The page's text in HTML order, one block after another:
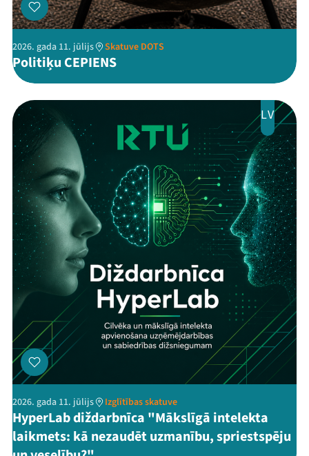
2026. gada 11. jūlijs Skatuve DOTS
Politiķu CEPIENS
LV
2026. gada 11. jūlijs Izglītības skatuve
HyperLab diždarbnīca "Mākslīgā intelekta
laikmets: kā nezaudēt uzmanību, spriestspēju